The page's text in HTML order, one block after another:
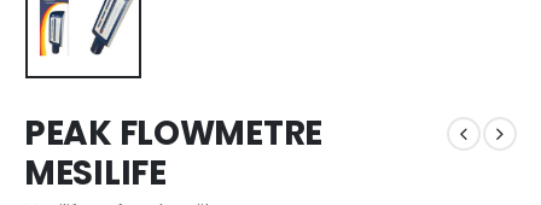
PEAK FLOWMETRE
MESILIFE